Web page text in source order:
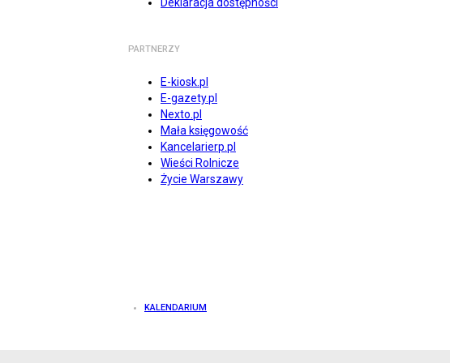
PARTNERZY
E-kiosk.pl
E-gazety.pl
Nexto.pl
Mała księgowość
Kancelarierp.pl
Wieści Rolnicze
Życie Warszawy
KALENDARIUM